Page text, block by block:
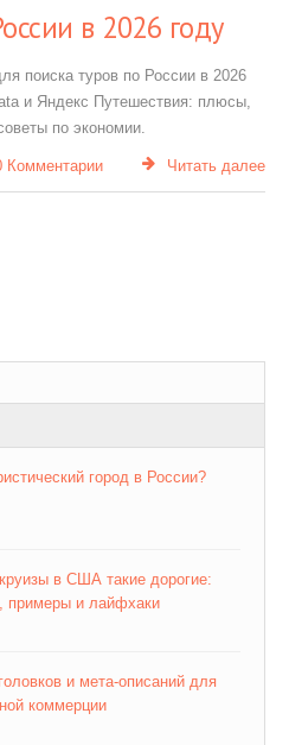
в 2026 году
поиска туров по России в 2026
и Яндекс Путешествия: плюсы,
по экономии.
Комментарии Читать далее
город в России?
в США такие дорогие:
примеры и лайфхаки
и мета-описаний для
коммерции